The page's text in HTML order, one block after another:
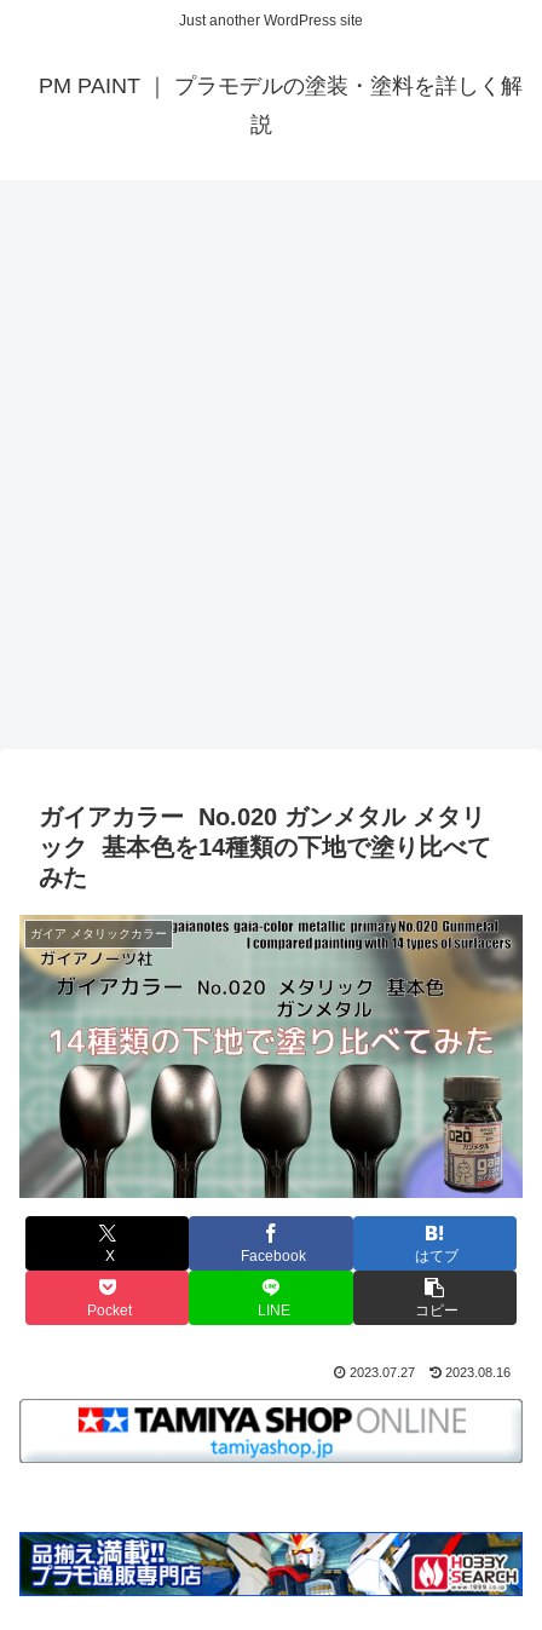
Just another WordPress site
PM PAINT ｜ プラモデルの塗装・塗料を詳しく解
説
ガイアカラー No.020 ガンメタル メタリ
ック 基本色を14種類の下地で塗り比べて
みた
ガイア メタリックカラー
X Facebook はてブ
Pocket LINE コピー
2023.07.27 2023.08.16